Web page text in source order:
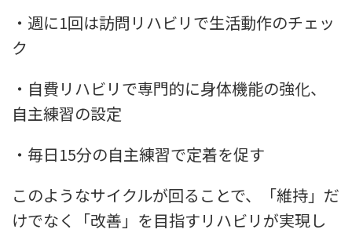
・週に1回は訪問リハビリで生活動作のチェッ
ク
・自費リハビリで専門的に身体機能の強化、
自主練習の設定
・毎日15分の自主練習で定着を促す
このようなサイクルが回ることで、「維持」だ
けでなく「改善」を目指すリハビリが実現し